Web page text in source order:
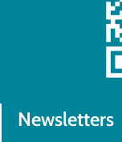
Newsletters